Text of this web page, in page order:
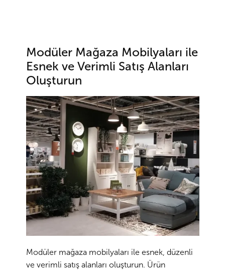
Modüler Mağaza Mobilyaları ile
Esnek ve Verimli Satış Alanları
Oluşturun
Modüler mağaza mobilyaları ile esnek, düzenli
ve verimli satış alanları oluşturun. Ürün